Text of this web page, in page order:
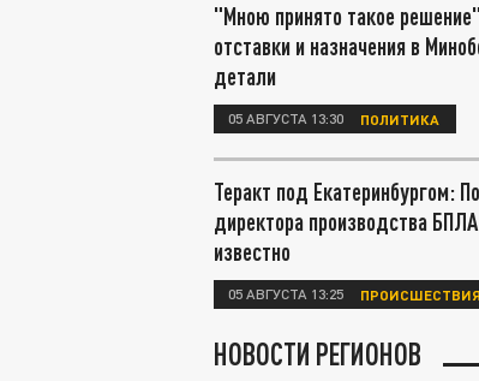
"Мною принято такое
отставки и назначения в
детали
05 АВГУСТА 13:30 ПОЛИТИКА
Теракт под Екатеринбургом:
директора производства
известно
05 АВГУСТА 13:25 ПРОИСШЕСТВИЯ
НОВОСТИ РЕГИОНОВ